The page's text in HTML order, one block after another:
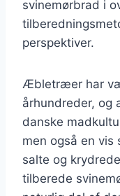
svinemørbrad i
perspektiver.
Æbletræer har
århundreder, og
danske
men også en vis
salte og
tilberede